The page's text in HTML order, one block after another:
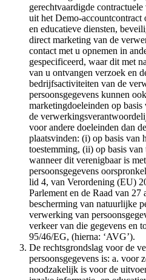
gerechtvaardigde
uit het Demo-
en educatieve diensten,
direct marketing van de
contact met u opnemen in
gespecificeerd, waar dit met
van u ontvangen verzoek en
bedrijfsactiviteiten van de
persoonsgegevens kunnen
marketingdoeleinden op basis
de
voor andere doeleinden dan
plaatsvinden: (i) op basis van
toestemming, (ii) op basis
wanneer dit verenigbaar is
persoonsgegevens
lid 4, van Verordening (EU)
Parlement en de Raad van
bescherming van natuurlijke
verwerking van
verkeer van die gegevens en
95/46/EG, (hierna: ‘AVG’).
De rechtsgrondslag voor de
persoonsgegevens is: a. voor
noodzakelijk is voor de